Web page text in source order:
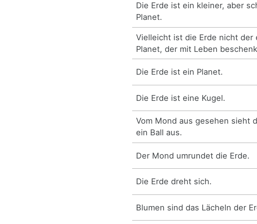
Die Erde ist ein kleiner, aber
Planet.
Vielleicht ist die Erde nicht der
Planet, der mit Leben
Die Erde ist ein Planet.
Die Erde ist eine Kugel.
Vom Mond aus gesehen sieht
ein Ball aus.
Der Mond umrundet die Erde.
Die Erde dreht sich.
Blumen sind das Lächeln der